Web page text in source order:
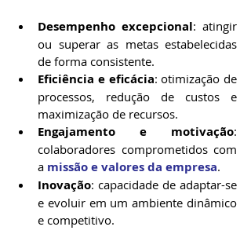
Desempenho excepcional: atingir
ou superar as metas estabelecidas
de forma consistente.
Eficiência e eficácia: otimização de
processos, redução de custos e
maximização de recursos.
Engajamento e motivação:
colaboradores comprometidos com
a missão e valores da empresa.
Inovação: capacidade de adaptar-se
e evoluir em um ambiente dinâmico
e competitivo.